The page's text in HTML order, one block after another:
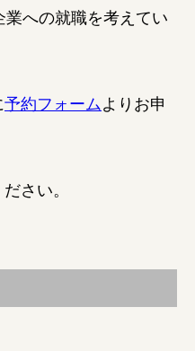
への就職を考えてい
予約フォームよりお申
さい。